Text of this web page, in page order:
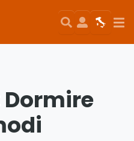
Search
User Map
Dormire